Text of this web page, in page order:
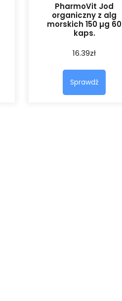
PharmoVit Jod
organiczny z alg
morskich 150 µg 60
kaps.
16.39zł
Sprawdź